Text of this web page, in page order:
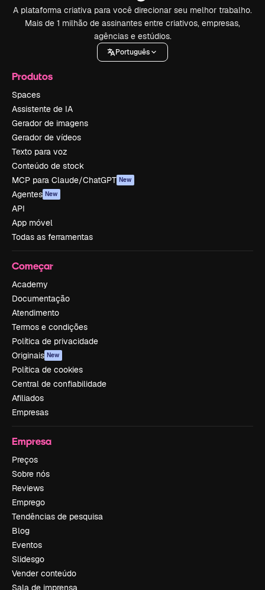
A plataforma criativa para você direcionar seu melhor trabalho.
Mais de 1 milhão de assinantes entre criativos, empresas,
agências e estúdios.
Português
Produtos
Spaces
Assistente de IA
Gerador de imagens
Gerador de vídeos
Texto para voz
Conteúdo de stock
MCP para Claude/ChatGPT New
Agentes New
API
App móvel
Todas as ferramentas
Começar
Academy
Documentação
Atendimento
Termos e condições
Política de privacidade
Originais New
Política de cookies
Central de confiabilidade
Afiliados
Empresas
Empresa
Preços
Sobre nós
Reviews
Emprego
Tendências de pesquisa
Blog
Eventos
Slidesgo
Vender conteúdo
Sala de imprensa